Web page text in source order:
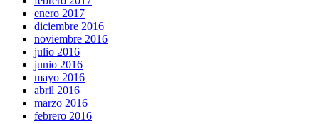
enero 2017
diciembre 2016
noviembre 2016
julio 2016
junio 2016
mayo 2016
abril 2016
marzo 2016
febrero 2016